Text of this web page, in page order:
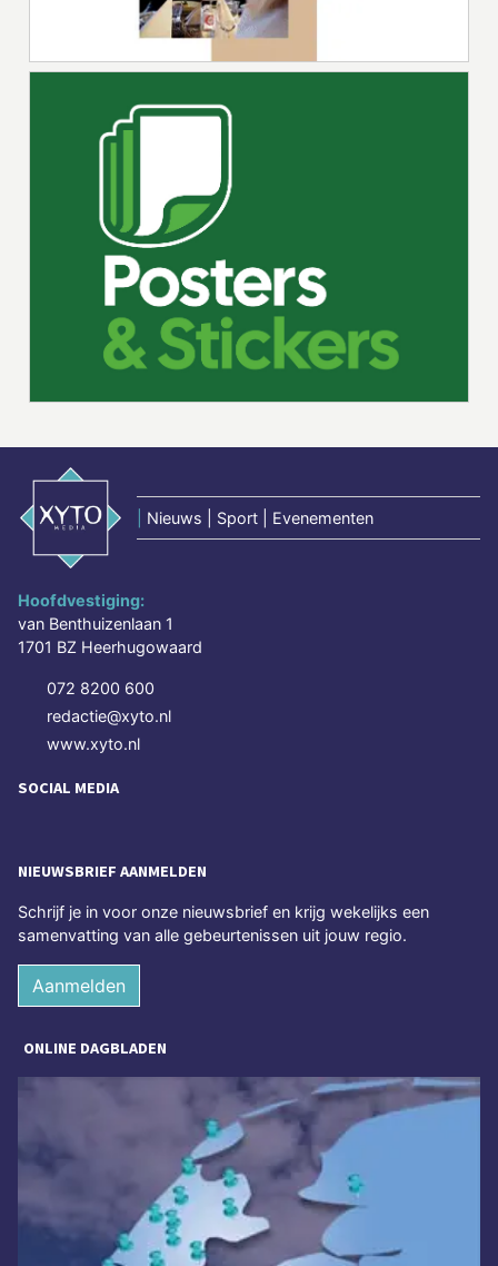
Nieuws | Sport | Evenementen
Hoofdvestiging:
van Benthuizenlaan 1
1701 BZ Heerhugowaard
072 8200 600
redactie@xyto.nl
www.xyto.nl
SOCIAL MEDIA
NIEUWSBRIEF AANMELDEN
Schrijf je in voor onze nieuwsbrief en krijg wekelijks een
samenvatting van alle gebeurtenissen uit jouw regio.
Aanmelden
ONLINE DAGBLADEN